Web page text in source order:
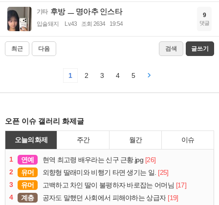
기타 후방 ㅡ 명아추 인스타
입술돼지 Lv.43 조회 2634 19:54
9
댓글
최근 다음 검색 글쓰기
1 2 3 4 5
오픈 이슈 갤러리 화제글
오늘의 화제 주간 월간 이슈
1 연예 현역 최고령 배우라는 신구 근황.jpg [26]
2
유머 외향형 딸래미와 비행기 타면 생기는 일. [25]
3
유머 고백하고 차인 딸이 불평하자 바로잡는 어머님 [17]
4
계층 공자도 말했던 사회에서 피해야하는 상급자 [19]